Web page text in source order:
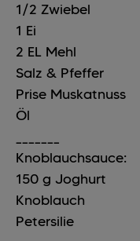
1/2 Zwiebel
1 Ei
2 EL Mehl
Salz & Pfeffer
Prise Muskatnuss
Öl
Knoblauchsauce:
150 g Joghurt
Knoblauch
Petersilie